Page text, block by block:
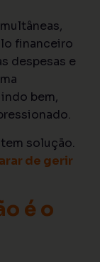
financeiro
despesas e
bem,
solução.
de gerir
é o